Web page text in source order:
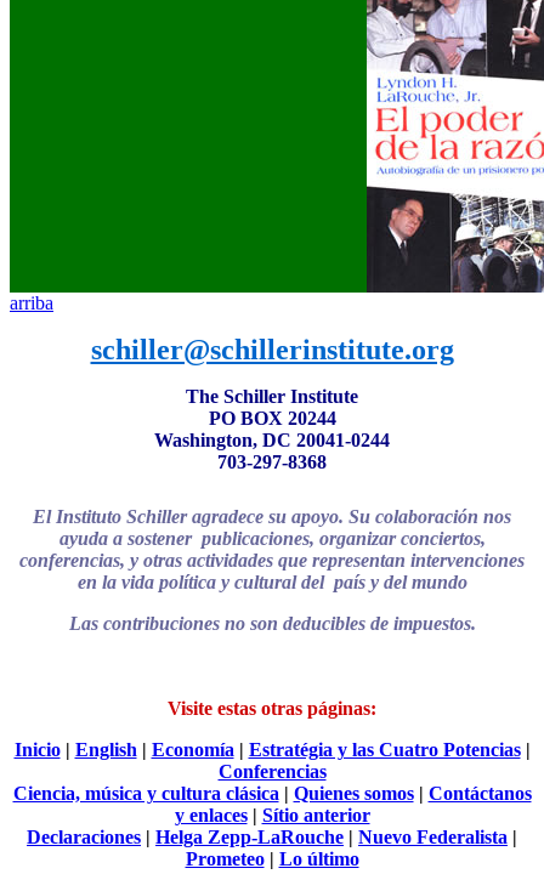
arriba
schiller@schillerinstitute.org
The Schiller Institute
PO BOX 20244
Washington, DC 20041-0244
703-297-8368
El Instituto Schiller agradece su apoyo. Su colaboración nos
ayuda a sostener publicaciones, organizar conciertos,
conferencias, y otras actividades que representan intervenciones
en la vida política y cultural del país y del mundo
Las contribuciones no son deducibles de impuestos.
Visite estas otras páginas:
Inicio| English | Economía | Estratégia y las Cuatro Potencias|
Conferencias
Ciencia, música y cultura clásica | Quienes somos| Contáctanos
y enlaces| Sítio anterior
Declaraciones | Helga Zepp-LaRouche | Nuevo Federalista |
Prometeo| Lo último